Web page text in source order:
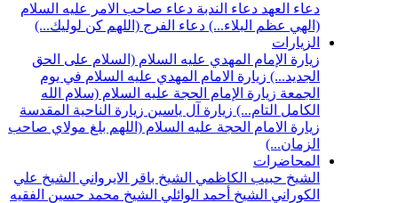
دعاء العهد دعاء الندبة دعاء صاحب الامر عليه السلام
(الهي عظم البلاء...) دعاء الفرج (اللهم كن لوليك...)
الزيارات
زيارة الإمام المهدي عليه السلام (السلام على الحق
الجديد...) زيارة الامام المهدي عليه السلام في يوم
الجمعة زيارة الإمام الحجة عليه السلام (سلام الله
الكامل التام...) زيارة آل ياسين زيارة الناحية المقدسة
زيارة الامام الحجة عليه السلام (اللهم بلغ مولاي صاحب
الزمان...)
المحاضرات
الشيخ حبيب الكاظمي الشيخ باقر الايرواني الشيخ علي
الكوراني الشيخ أحمد الوائلي الشيخ محمد حسين الفقيه